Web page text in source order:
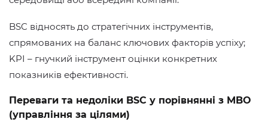
BSC відносять до стратегічних інструментів,
спрямованих на баланс ключових факторів успіху;
KPI – гнучкий інструмент оцінки конкретних
показників ефективності.
Переваги та недоліки BSC у порівнянні з MBO
(управління за цілями)